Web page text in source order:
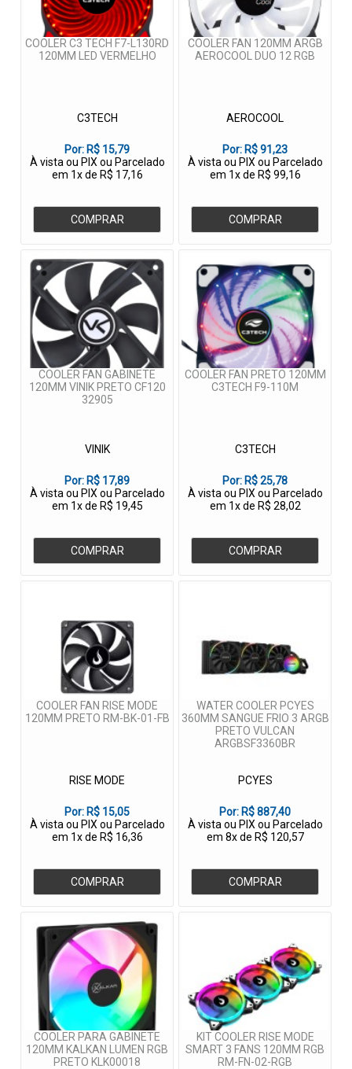
COOLER C3 TECH F7-L130RD
120MM LED VERMELHO
C3TECH
Por: R$ 15,79
À vista ou PIX ou Parcelado
em 1x de R$ 17,16
COMPRAR
COOLER FAN 120MM ARGB
AEROCOOL DUO 12 RGB
AEROCOOL
Por: R$ 91,23
À vista ou PIX ou Parcelado
em 1x de R$ 99,16
COMPRAR
COOLER FAN GABINETE
120MM VINIK PRETO CF120
32905
VINIK
Por: R$ 17,89
À vista ou PIX ou Parcelado
em 1x de R$ 19,45
COMPRAR
COOLER FAN PRETO 120MM
C3TECH F9-110M
C3TECH
Por: R$ 25,78
À vista ou PIX ou Parcelado
em 1x de R$ 28,02
COMPRAR
COOLER FAN RISE MODE
120MM PRETO RM-BK-01-FB
RISE MODE
Por: R$ 15,05
À vista ou PIX ou Parcelado
em 1x de R$ 16,36
COMPRAR
WATER COOLER PCYES
360MM SANGUE FRIO 3 ARGB
PRETO VULCAN
ARGBSF3360BR
PCYES
Por: R$ 887,40
À vista ou PIX ou Parcelado
em 8x de R$ 120,57
COMPRAR
COOLER PARA GABINETE
120MM KALKAN LUMEN RGB
PRETO KLK00018
KIT COOLER RISE MODE
SMART 3 FANS 120MM RGB
RM-FN-02-RGB